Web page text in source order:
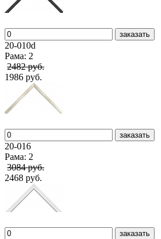
заказать
20-010d
Рама: 2
2482 руб.
1986 руб.
заказать
20-016
Рама: 2
3084 руб.
2468 руб.
заказать